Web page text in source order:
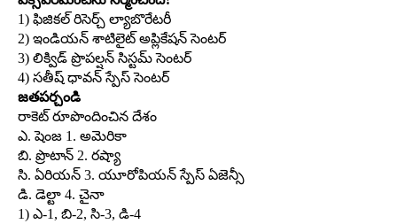
1) ఫిజికల్‌ రిసెర్చ్‌ ల్యాబొరేటరీ
2) ఇండియన్‌ శాటిలైట్‌ అప్లికేషన్‌ సెంటర్‌
3) లిక్విడ్‌ ప్రొపల్షన్‌ సిస్టమ్‌ సెంటర్‌
4) సతీష్‌ ధావన్‌ స్పేస్‌ సెంటర్‌
జతపర్చండి
రాకెట్‌ రూపొందించిన దేశం
ఎ. షెంజ 1. అమెరికా
బి. ప్రొటాన్‌ 2. రష్యా
సి. ఏరియన్‌ 3. యూరోపియన్‌ స్పేస్‌ ఏజెన్సీ
డి. డెల్టా 4. చైనా
1) ఎ-1, బి-2, సి-3, డి-4